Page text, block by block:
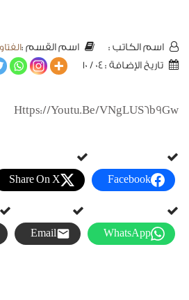
اسم الكاتب : اسم القسم :
تاريخ الإضافة : 04 / 10
Https://youtu.be/vNgLUS6b9Gw
Facebook
Share On X
WhatsApp
Email